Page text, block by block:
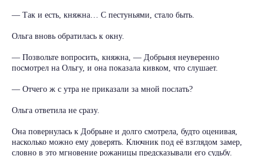
— Так и есть, княжна… С пестуньями, стало быть.
Ольга вновь обратилась к окну.
— Позвольте вопросить, княжна, — Добрыня неуверенно
посмотрел на Ольгу, и она показала кивком, что слушает.
— Отчего ж с утра не приказали за мной послать?
Ольга ответила не сразу.
Она повернулась к Добрыне и долго смотрела, будто оценивая,
насколько можно ему доверять. Ключник под её взглядом замер,
словно в это мгновение рожаницы предсказывали его судьбу.